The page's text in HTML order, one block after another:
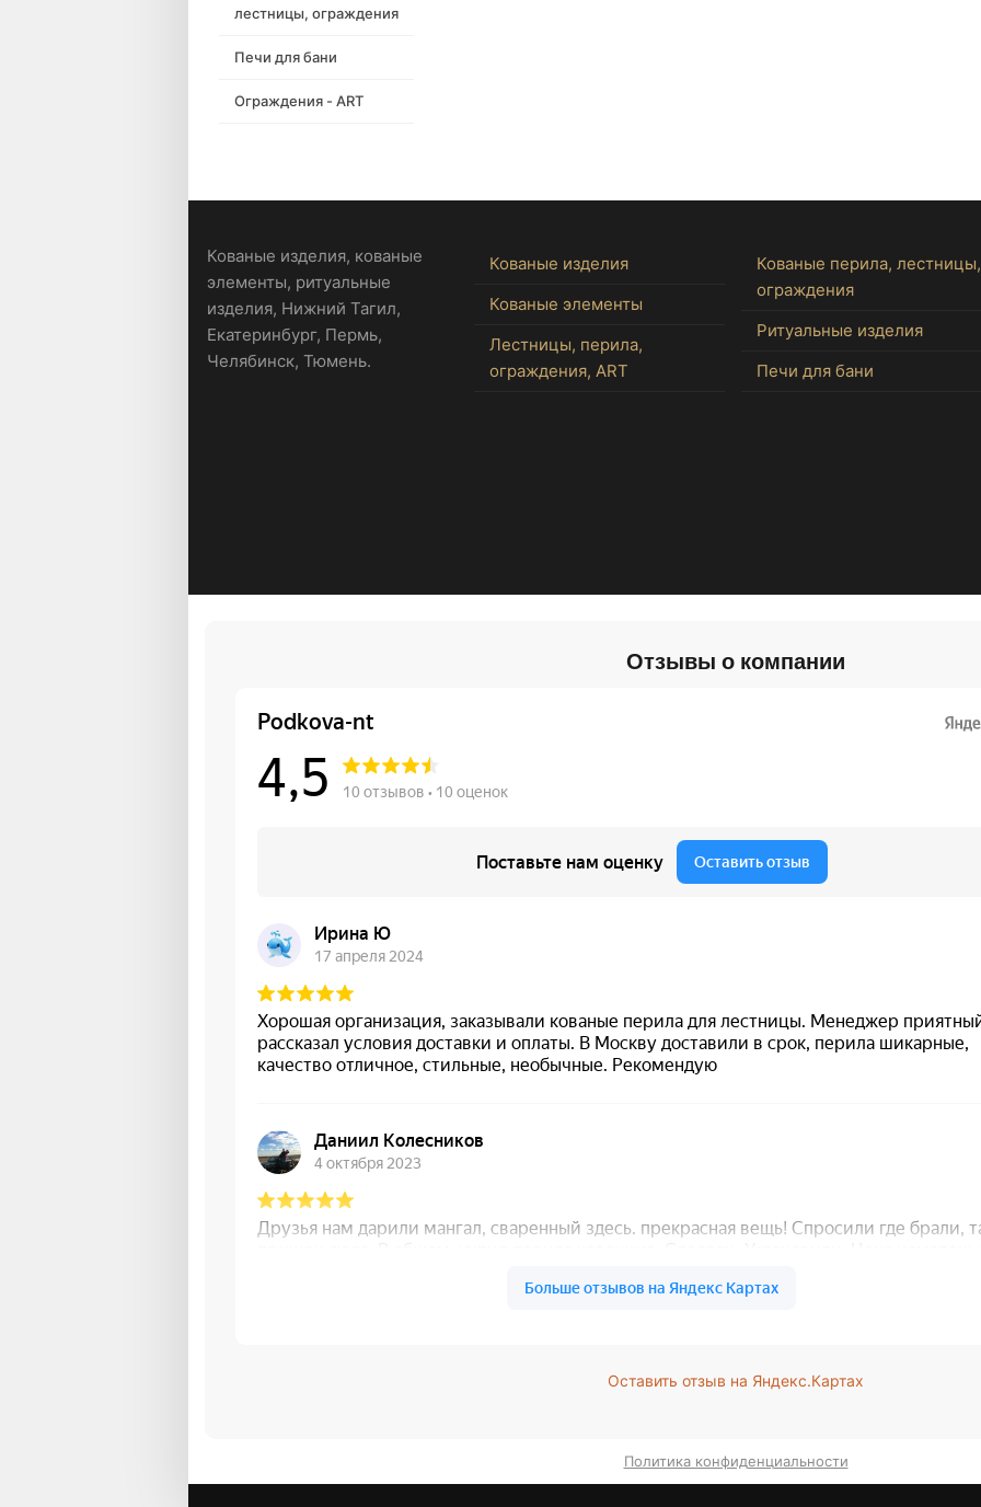
лестницы, ограждения
Печи для бани
Ограждения - ART
Кованые изделия, кованые
элементы, ритуальные
изделия, Нижний Тагил,
Екатеринбург, Пермь,
Челябинск, Тюмень.
Кованые изделия
Кованые элементы
Лестницы, перила,
ограждения, ART
Кованые перила, лестницы,
ограждения
Ритуальные изделия
Печи для бани
Отзывы о компании
Оставить отзыв на Яндекс.Картах
Политика конфиденциальности